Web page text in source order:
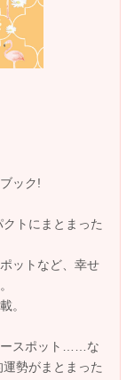
ック!
トにまとまった
ットなど、幸せ
。
ースポット……な
勢がまとまった